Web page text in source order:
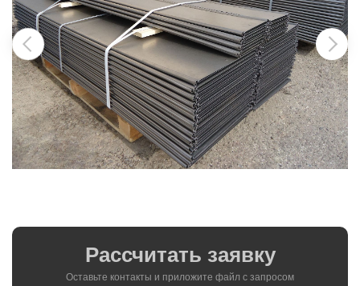
Рассчитать заявку
Оставьте контакты и приложите файл c запросом